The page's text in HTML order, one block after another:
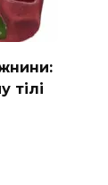
тілі